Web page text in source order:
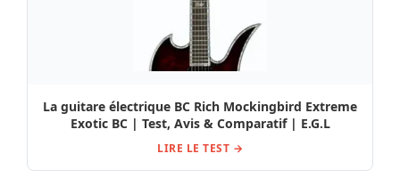
La guitare électrique BC Rich Mockingbird Extreme
Exotic BC | Test, Avis & Comparatif | E.G.L
LIRE LE TEST →